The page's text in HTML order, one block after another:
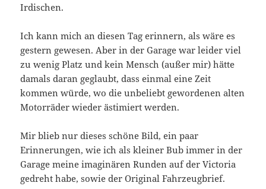
Irdischen.
Ich kann mich an diesen Tag erinnern, als wäre es
gestern gewesen. Aber in der Garage war leider viel
zu wenig Platz und kein Mensch (außer mir) hätte
damals daran geglaubt, dass einmal eine Zeit
kommen würde, wo die unbeliebt gewordenen alten
Motorräder wieder ästimiert werden.
Mir blieb nur dieses schöne Bild, ein paar
Erinnerungen, wie ich als kleiner Bub immer in der
Garage meine imaginären Runden auf der Victoria
gedreht habe, sowie der Original Fahrzeugbrief.